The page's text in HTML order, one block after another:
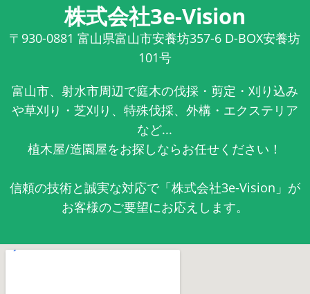
株式会社3e-Vision
〒930-0881 富山県富山市安養坊357-6 D-BOX安養坊
101号
富山市、射水市周辺で庭木の伐採・剪定・刈り込み
や草刈り・芝刈り、特殊伐採、外構・エクステリア
など...
植木屋/造園屋をお探しならお任せください！
信頼の技術と誠実な対応で「株式会社3e-Vision」が
お客様のご要望にお応えします。